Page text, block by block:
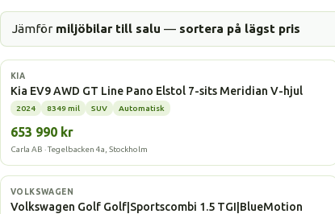
Jämför miljöbilar till salu — sortera på lägst pris
Elbil
KIA
Kia EV9 AWD GT Line Pano Elstol 7-sits Meridian V-hjul
2024 8349 mil SUV Automatisk
653 990 kr
Carla AB · Tegelbacken 4a, Stockholm
Gasbil
VOLKSWAGEN
Volkswagen Golf Golf|Sportscombi 1.5 TGI|BlueMotion